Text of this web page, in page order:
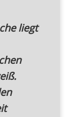
liegt